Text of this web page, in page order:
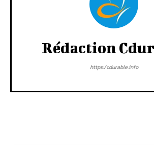
Rédaction
https:/cdurable.info